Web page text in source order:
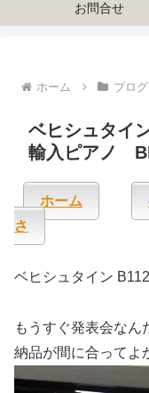
お問合せ
ホーム ブロ
ベヒシュタイ
輸入ピアノ
ホーム
さ
ベヒシュタイン
もうすぐ発表会なん
納品が間に合ってよ